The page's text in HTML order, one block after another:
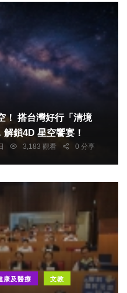
！ 搭台灣好行「清境
鎖4D 星空饗宴！
3,183 觀看 0 分享
康及醫療 文教